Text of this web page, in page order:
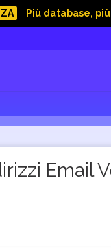
Più database,
Email